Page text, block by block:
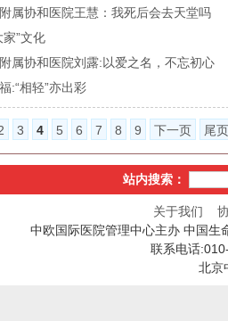
属协和医院王慧：我死后会去天堂吗
”文化
属协和医院刘露:以爱之名，不忘初心
:“相轻”亦出彩
3 4 5 6 7 8 9 下一页 尾页
站内搜索：
关于我们
中欧国际医院管理中心主办 中国生
联系电话
北京